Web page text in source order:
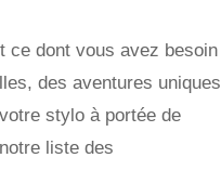
ce dont vous avez besoin
des aventures uniques
stylo à portée de
liste des